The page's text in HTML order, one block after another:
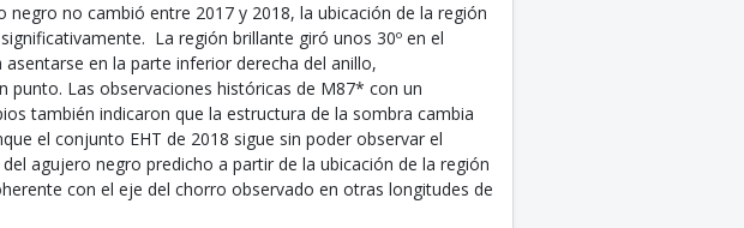
no cambió entre 2017 y 2018, la ubicación de la región
La región brillante giró unos 30º en el
en la parte inferior derecha del anillo,
punto. Las observaciones históricas de M87* con un
también indicaron que la estructura de la sombra cambia
el conjunto EHT de 2018 sigue sin poder observar el
agujero negro predicho a partir de la ubicación de la región
con el eje del chorro observado en otras longitudes de